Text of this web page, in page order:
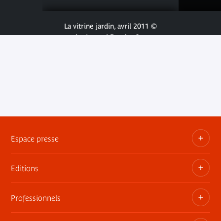
La vitrine jardin, avril 2011 ©
musée du quai Branly - Jacques
Espace presse
Dossiers, communiqués, bandes annonces
Contact presse
Editions
Les publications du musée
Professionnels